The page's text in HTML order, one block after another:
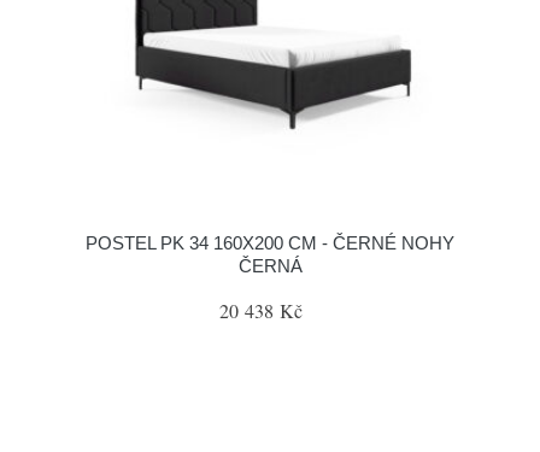
POSTEL PK 34 160X200 CM - ČERNÉ NOHY
ČERNÁ
20 438 Kč